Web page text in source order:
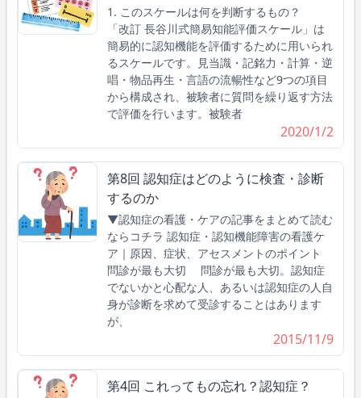
1. このスケールは何を判断するもの？
「改訂 長谷川式簡易知能評価スケール」は
簡易的に認知機能を評価するために用いられ
るスケールです。見当識・記銘力・計算・逆
唱・物品再生・言語の流暢性など9つの項目
から構成され、被験者に質問を繰り返す方法
で評価を行います。被験者
2020/1/2
第8回 認知症はどのように検査・診断
するのか
▼認知症の看護・ケアの記事をまとめて読む
ならコチラ 認知症・認知機能障害の看護ケ
ア｜原因、症状、アセスメントのポイント
問診が最も大切 問診が最も大切。認知症
でないかと心配な人、あるいは認知症の人自
身が診断を求めて受診することはあります
が、
2015/11/9
第4回 これってもの忘れ？認知症？